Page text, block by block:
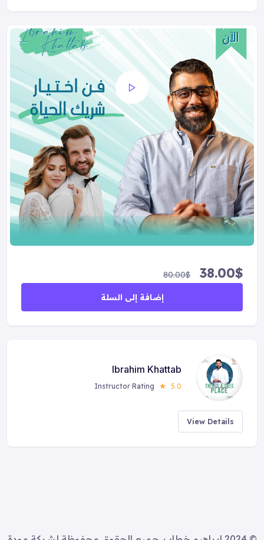
38.00$
80.00$
إضافة إلى السلة
Ibrahim Khattab
5.0
Instructor Rating
View Details